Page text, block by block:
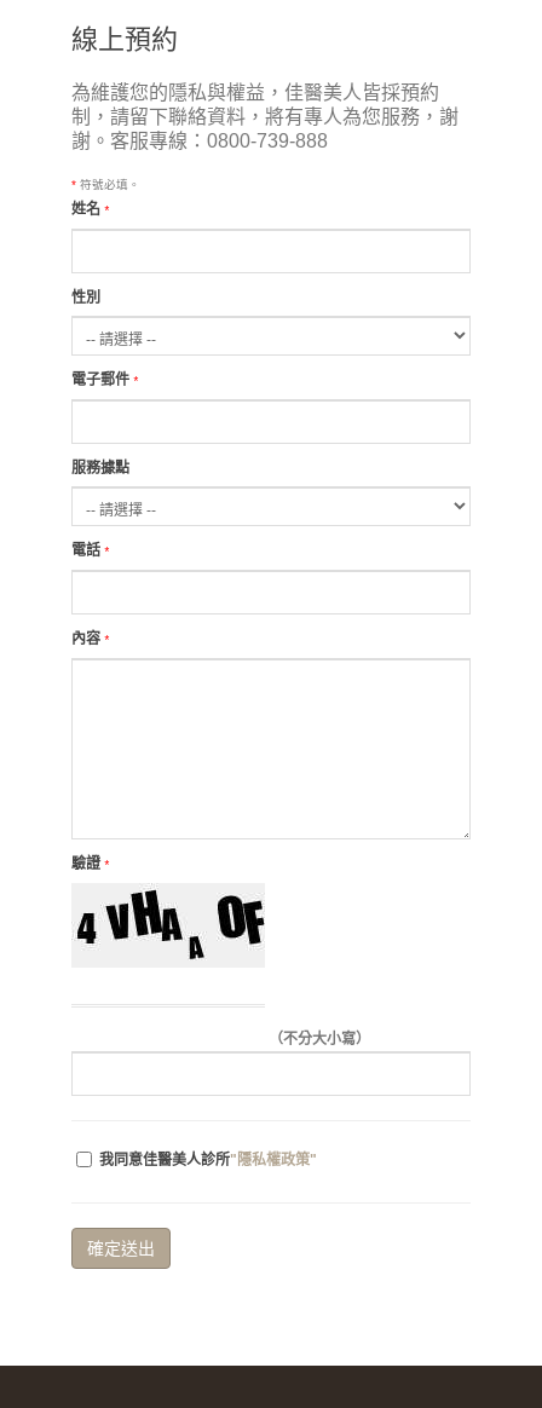
線上預約
為維護您的隱私與權益，佳醫美人皆採預約
制，請留下聯絡資料，將有專人為您服務，謝
謝。客服專線：0800-739-888
* 符號必填。
姓名 *
性別
電子郵件 *
服務據點
電話 *
內容 *
驗證 *
（不分大小寫）
我同意佳醫美人診所"隱私權政策"
確定送出